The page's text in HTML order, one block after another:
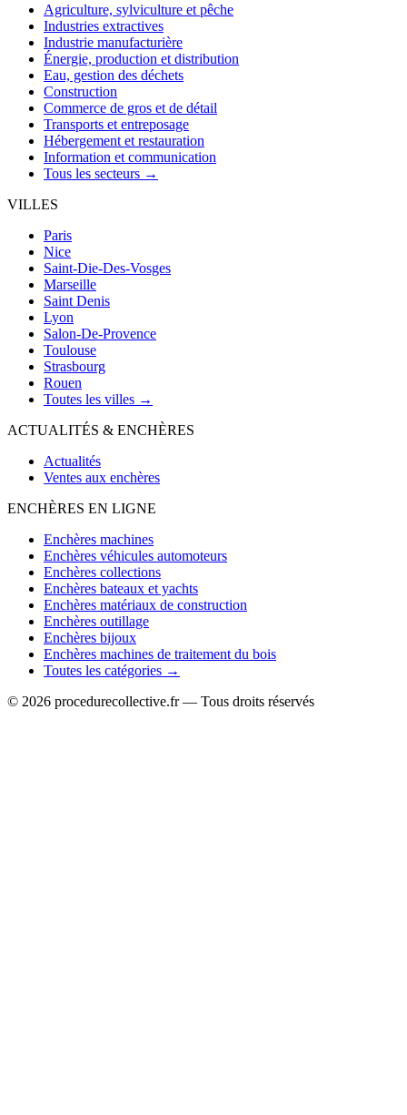
Agriculture, sylviculture et pêche
Industries extractives
Industrie manufacturière
Énergie, production et distribution
Eau, gestion des déchets
Construction
Commerce de gros et de détail
Transports et entreposage
Hébergement et restauration
Information et communication
Tous les secteurs →
VILLES
Paris
Nice
Saint-Die-Des-Vosges
Marseille
Saint Denis
Lyon
Salon-De-Provence
Toulouse
Strasbourg
Rouen
Toutes les villes →
ACTUALITÉS & ENCHÈRES
Actualités
Ventes aux enchères
ENCHÈRES EN LIGNE
Enchères machines
Enchères véhicules automoteurs
Enchères collections
Enchères bateaux et yachts
Enchères matériaux de construction
Enchères outillage
Enchères bijoux
Enchères machines de traitement du bois
Toutes les catégories →
© 2026 procedurecollective.fr — Tous droits réservés